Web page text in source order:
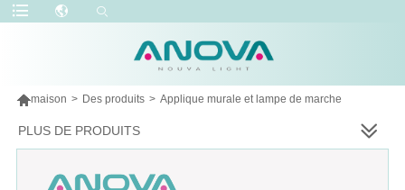
maison > Des produits > Applique murale et lampe de marche
PLUS DE PRODUITS